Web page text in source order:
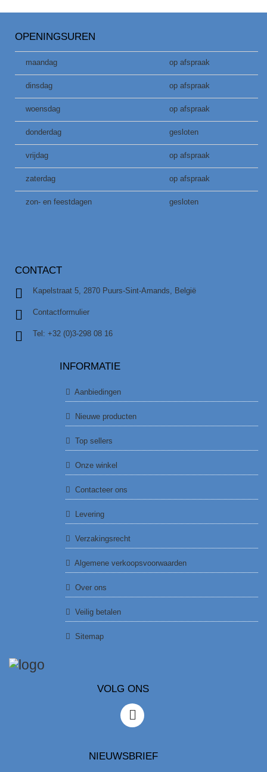
OPENINGSUREN
maandag op afspraak
dinsdag op afspraak
woensdag op afspraak
donderdag gesloten
vrijdag op afspraak
zaterdag op afspraak
zon- en feestdagen gesloten
CONTACT
Kapelstraat 5, 2870 Puurs-Sint-Amands, België
Contactformulier
Tel: +32 (0)3-298 08 16
INFORMATIE
Aanbiedingen
Nieuwe producten
Top sellers
Onze winkel
Contacteer ons
Levering
Verzakingsrecht
Algemene verkoopsvoorwaarden
Over ons
Veilig betalen
Sitemap
VOLG ONS
NIEUWSBRIEF